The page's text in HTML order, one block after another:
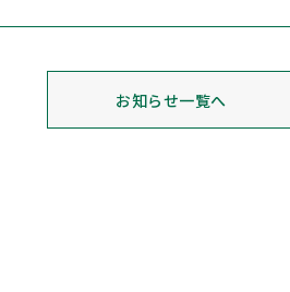
お知らせ一覧へ